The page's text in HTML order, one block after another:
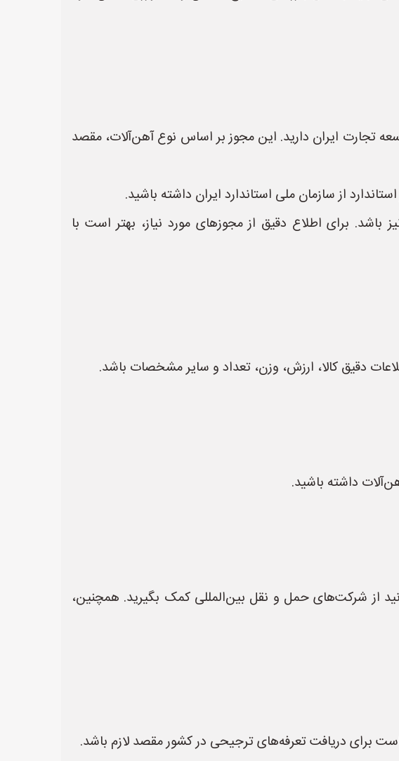
تجارت ایران دارید. این مجوز بر اساس نوع آهن‌آلات، مقصد
از سازمان ملی استاندارد ایران داشته باشید.
برای اطلاع دقیق از مجوزهای مورد نیاز، بهتر است با
دقیق کالا، ارزش، وزن، تعداد و سایر مشخصات باشد.
داشته باشید.
از شرکت‌های حمل و نقل بین‌المللی کمک بگیرید. همچنین،
برای دریافت تعرفه‌های ترجیحی در کشور مقصد لازم باشد.